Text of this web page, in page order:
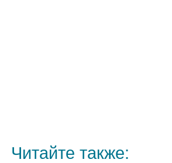
Читайте также: